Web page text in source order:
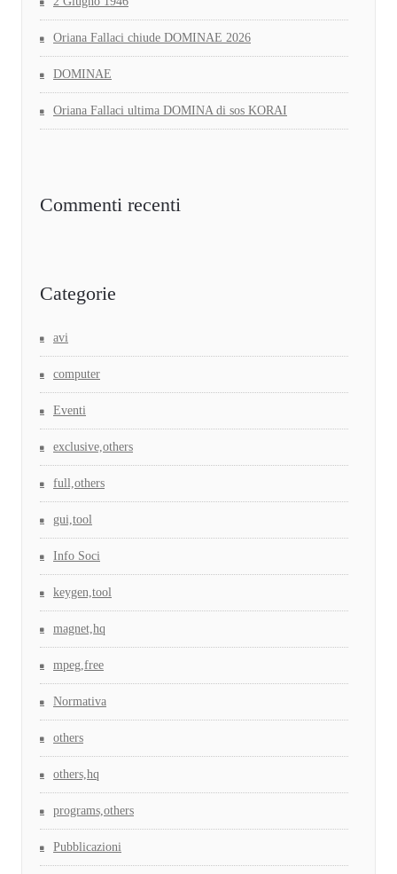
Oriana Fallaci chiude DOMINAE 2026
DOMINAE
Oriana Fallaci ultima DOMINA di sos KORAI
Commenti recenti
Categorie
avi
computer
Eventi
exclusive,others
full,others
gui,tool
Info Soci
keygen,tool
magnet,hq
mpeg,free
Normativa
others
others,hq
programs,others
Pubblicazioni